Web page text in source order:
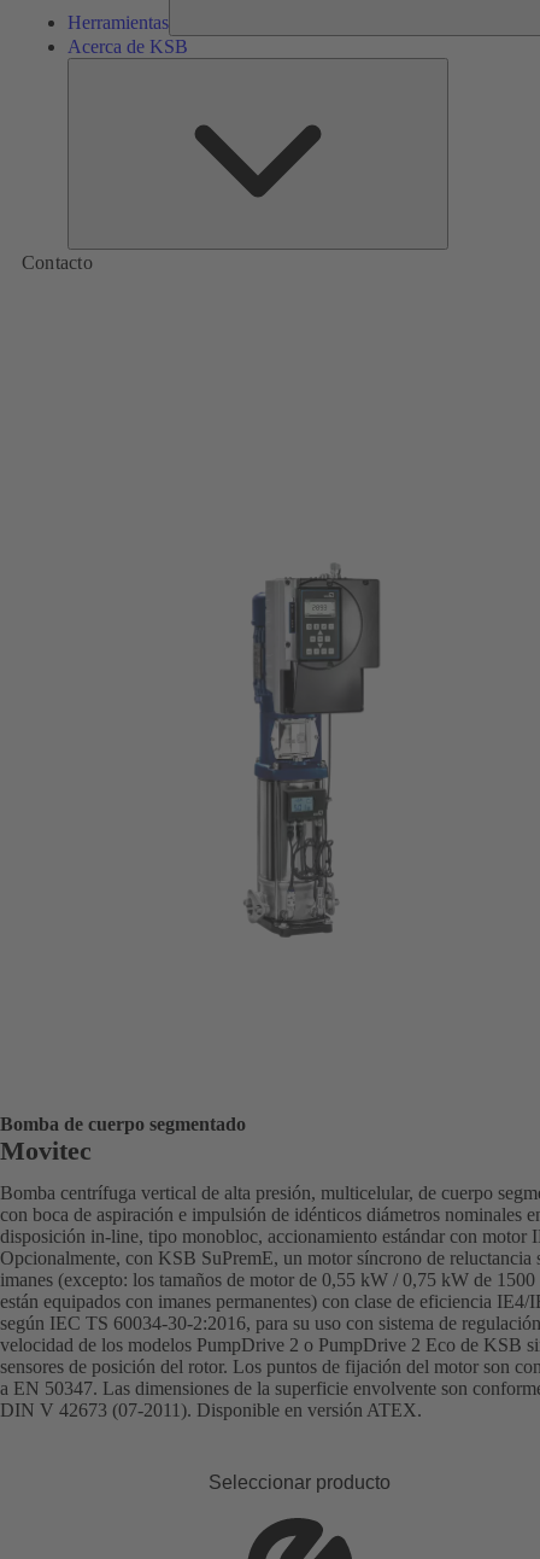
Herramientas
Acerca de KSB
Contacto
Bomba de cuerpo segmentado
Movitec
Bomba centrífuga vertical de alta presión, multicelular, de cuerpo
con boca de aspiración e impulsión de idénticos diámetros nominales
disposición in-line, tipo monobloc, accionamiento estándar con motor
Opcionalmente, con KSB SuPremE, un motor síncrono de reluctancia
imanes (excepto: los tamaños de motor de 0,55 kW / 0,75 kW de 1500
están equipados con imanes permanentes) con clase de eficiencia IE4/
según IEC TS 60034-30-2:2016, para su uso con sistema de
velocidad de los modelos PumpDrive 2 o PumpDrive 2 Eco de KSB
sensores de posición del rotor. Los puntos de fijación del motor son
a EN 50347. Las dimensiones de la superficie envolvente son
DIN V 42673 (07-2011). Disponible en versión ATEX.
Seleccionar producto